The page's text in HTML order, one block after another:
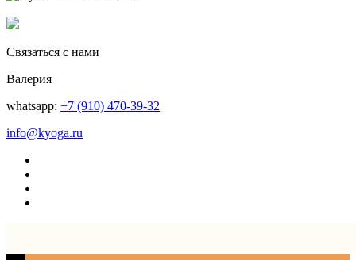
Связаться с нами
Валерия
whatsapp: +7 (910) 470-39-32
info@kyoga.ru